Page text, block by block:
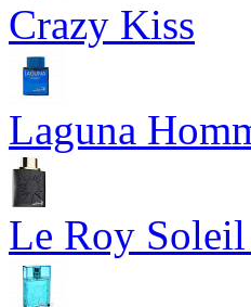
Crazy Kiss
Laguna
Le Roy